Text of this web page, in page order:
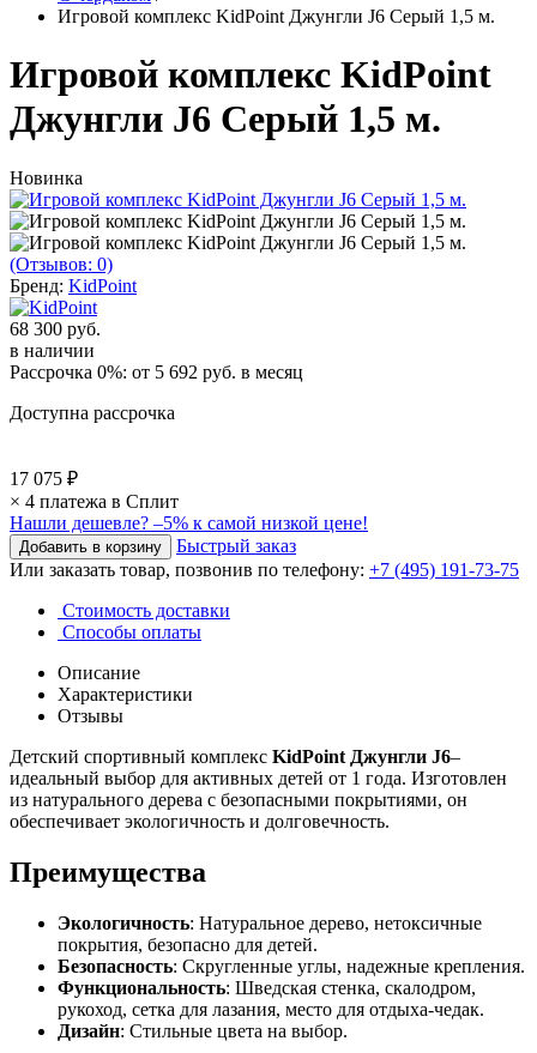
Игровой комплекс KidPoint Джунгли J6 Серый 1,5 м.
Игровой комплекс KidPoint
Джунгли J6 Серый 1,5 м.
Новинка
(Отзывов: 0)
Бренд: KidPoint
68 300 руб.
в наличии
Рассрочка 0%: от 5 692 руб. в месяц
Доступна рассрочка
17 075 ₽
× 4 платежа в Сплит
Нашли дешевле? –5% к самой низкой цене!
Быстрый заказ
Или заказать товар, позвонив по телефону: +7 (495) 191-73-75
Стоимость доставки
Способы оплаты
Описание
Характеристики
Отзывы
Детский спортивный комплекс KidPoint Джунгли J6–
идеальный выбор для активных детей от 1 года. Изготовлен
из натурального дерева с безопасными покрытиями, он
обеспечивает экологичность и долговечность.
Преимущества
Экологичность: Натуральное дерево, нетоксичные
покрытия, безопасно для детей.
Безопасность: Скругленные углы, надежные крепления.
Функциональность: Шведская стенка, скалодром,
рукоход, сетка для лазания, место для отдыха-чедак.
Дизайн: Стильные цвета на выбор.